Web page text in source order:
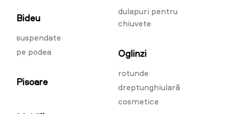
Bideu
suspendate
pe podea
Pisoare
dulapuri pentru
chiuvete
Oglinzi
rotunde
dreptunghiulară
cosmetice